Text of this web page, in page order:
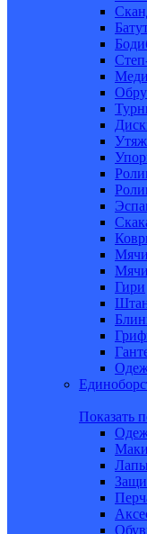
Гири
Показать
Лапы